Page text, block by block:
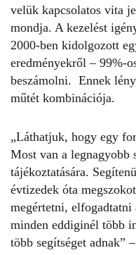
velük kapcsolatos vita
mondja. A kezelést
2000-ben kidolgozott
eredményekről – 99%-
beszámolni. Ennek
műtét kombinációja.
„Láthatjuk, hogy egy
Most van a legnagyobb
tájékoztatására.
évtizedek óta
megértetni,
minden eddiginél több
több segítséget adnak”